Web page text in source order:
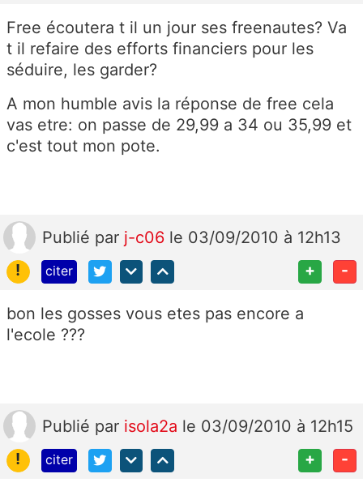
Free écoutera t il un jour ses freenautes? Va
t il refaire des efforts financiers pour les
séduire, les garder?
A mon humble avis la réponse de free cela
vas etre: on passe de 29,99 a 34 ou 35,99 et
c'est tout mon pote.
Publié par j-c06 le 03/09/2010 à 12h13
!
citer + -
bon les gosses vous etes pas encore a
l'ecole ???
Publié par isola2a le 03/09/2010 à 12h15
!
citer + -